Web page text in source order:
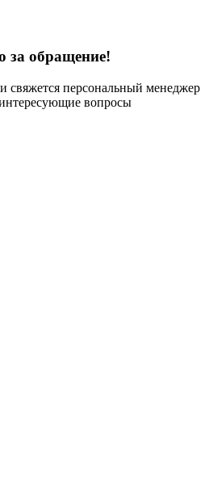
за обращение!
свяжется персональный менеджер
вопросы